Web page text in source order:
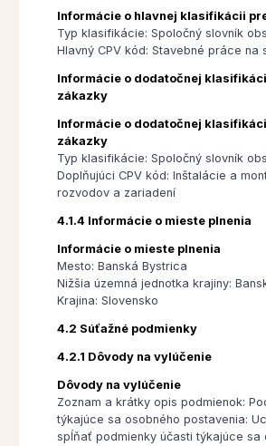
Informácie o hlavnej klasifikácii
Typ klasifikácie: Spoločný slovník
Hlavný CPV kód: Stavebné práce na
Informácie o dodatočnej
zákazky
Informácie o dodatočnej
zákazky
Typ klasifikácie: Spoločný slovník
Doplňujúci CPV kód: Inštalácie a
rozvodov a zariadení
4.1.4 Informácie o mieste plnenia
Informácie o mieste plnenia
Mesto: Banská Bystrica
Nižšia územná jednotka krajiny:
Krajina: Slovensko
4.2 Súťažné podmienky
4.2.1 Dôvody na vylúčenie
Dôvody na vylúčenie
Zoznam a krátky opis podmienok:
týkajúce sa osobného postavenia:
spĺňať podmienky účasti týkajúce sa